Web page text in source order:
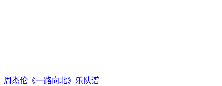
周杰伦《一路向北》乐队谱